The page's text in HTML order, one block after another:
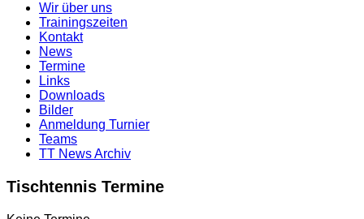
Wir über uns
Trainingszeiten
Kontakt
News
Termine
Links
Downloads
Bilder
Anmeldung Turnier
Teams
TT News Archiv
Tischtennis Termine